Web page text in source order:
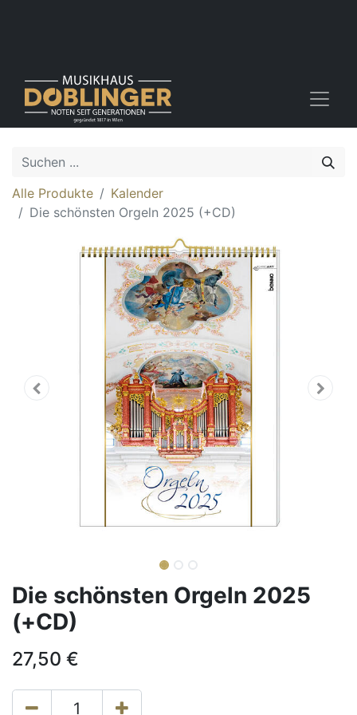
Alle Produkte
Kalender
Die schönsten Orgeln 2025 (+CD)
Die schönsten Orgeln 2025
(+CD)
27,50 €